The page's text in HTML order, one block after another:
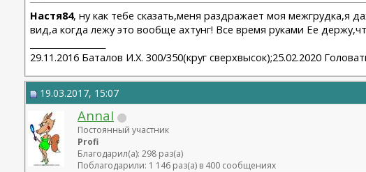
Настя84, ну как тебе сказать,меня раздражает моя межгрудка,я
вид,а когда лежу это вообще ахтунг! Все время руками Ее
29.11.2016 Баталов И.Х. 300/350(круг сверхвысок);25.02.2020
19.03.2017, 15:07
AnnaI
Постоянный участник
Profi
Благодарил(а): 298 раз(а)
Поблагодарили: 1 146 раз(а) в 400 сообщениях